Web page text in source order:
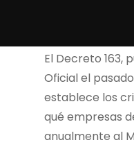
El Decreto 163,
Oficial el
establece los
qué empresas
anualmente al